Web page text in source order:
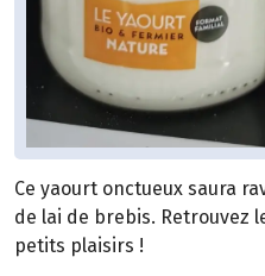
Ce yaourt onctueux saura
de lai de brebis. Retrouvez
petits plaisirs !